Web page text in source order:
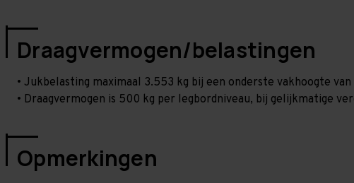
Draagvermogen/belastingen
• Jukbelasting maximaal 3.553 kg bij een onderste vakhoogte
• Draagvermogen is 500 kg per legbordniveau, bij gelijkmatige
Opmerkingen